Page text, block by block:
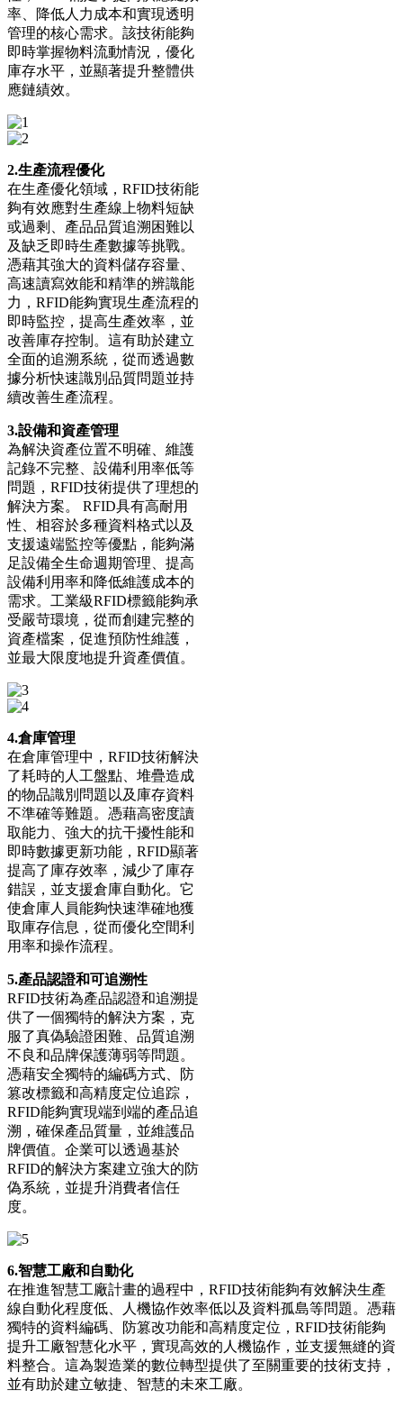
率、降低人力成本和實現透明
管理的核心需求。該技術能夠
即時掌握物料流動情況，優化
庫存水平，並顯著提升整體供
應鏈績效。
2.生產流程優化
在生產優化領域，RFID技術能
夠有效應對生產線上物料短缺
或過剩、產品品質追溯困難以
及缺乏即時生產數據等挑戰。
憑藉其強大的資料儲存容量、
高速讀寫效能和精準的辨識能
力，RFID能夠實現生產流程的
即時監控，提高生產效率，並
改善庫存控制。這有助於建立
全面的追溯系統，從而透過數
據分析快速識別品質問​​題並持
續改善生產流程。
3.設備和資產管理
為解決資產位置不明確、維護
記錄不完整、設備利用率低等
問題，RFID技術提供了理想的
解決方案。 RFID具有高耐用
性、相容於多種資料格式以及
支援遠端監控等優點，能夠滿
足設備全生命週期管理、提高
設備利用率和降低維護成本的
需求。工業級RFID標籤能夠承
受嚴苛環境，從而創建完整的
資產檔案，促進預防性維護，
並最大限度地提升資產價值。
4.倉庫管理
在倉庫管理中，RFID技術解決
了耗時的人工盤點、堆疊造成
的物品識別問題以及庫存資料
不準確等難題。憑藉高密度讀
取能力、強大的抗干擾性能和
即時數據更新功能，RFID顯著
提高了庫存效率，減少了庫存
錯誤，並支援倉庫自動化。它
使倉庫人員能夠快速準確地獲
取庫存信息，從而優化空間利
用率和操作流程。
5.產品認證和可追溯性
RFID技術為產品認證和追溯提
供了一個獨特的解決方案，克
服了真偽驗證困難、品質追溯
不良和品牌保護薄弱等問題。
憑藉安全獨特的編碼方式、防
篡改標籤和高精度定位追踪，
RFID能夠實現端到端的產品追
溯，確保產品質量，並維護品
牌價值。企業可以透過基於
RFID的解決方案建立強大的防
偽系統，並提升消費者信任
度。
6.智慧工廠和自動化
在推進智慧工廠計畫的過程中，RFID技術能夠有效解決生產
線自動化程度低、人機協作效率低以及資料孤島等問題。憑藉
獨特的資料編碼、防篡改功能和高精度定位，RFID技術能夠
提升工廠智慧化水平，實現高效的人機協作，並支援無縫的資
料整合。這為製造業的數位轉型提供了至關重要的技術支持，
並有助於建立敏捷、智慧的未來工廠。